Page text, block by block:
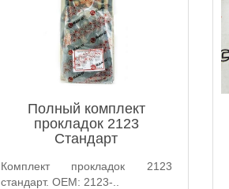
Полный комплект
прокладок 2123
Стандарт
Комплект прокладок 2123
стандарт. ОЕМ: 2123-..